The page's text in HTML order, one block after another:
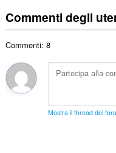
:u
d
i
:
d
i
u
d
z
i
o
t
e
d
i
e
t
o
l
Commenti degli
Commenti: 8
Mostra il thread dei